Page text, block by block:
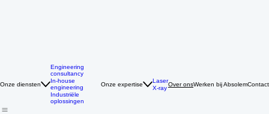
Engineering
consultancy
In-house
engineering